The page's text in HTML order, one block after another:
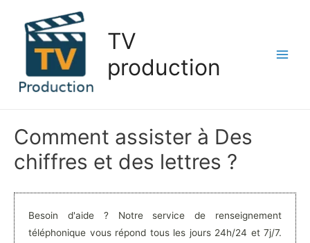
contenu
TV
production
Comment assister à Des
chiffres et des lettres ?
Besoin d'aide ? Notre service de renseignement
téléphonique vous répond tous les jours 24h/24 et 7j/7.